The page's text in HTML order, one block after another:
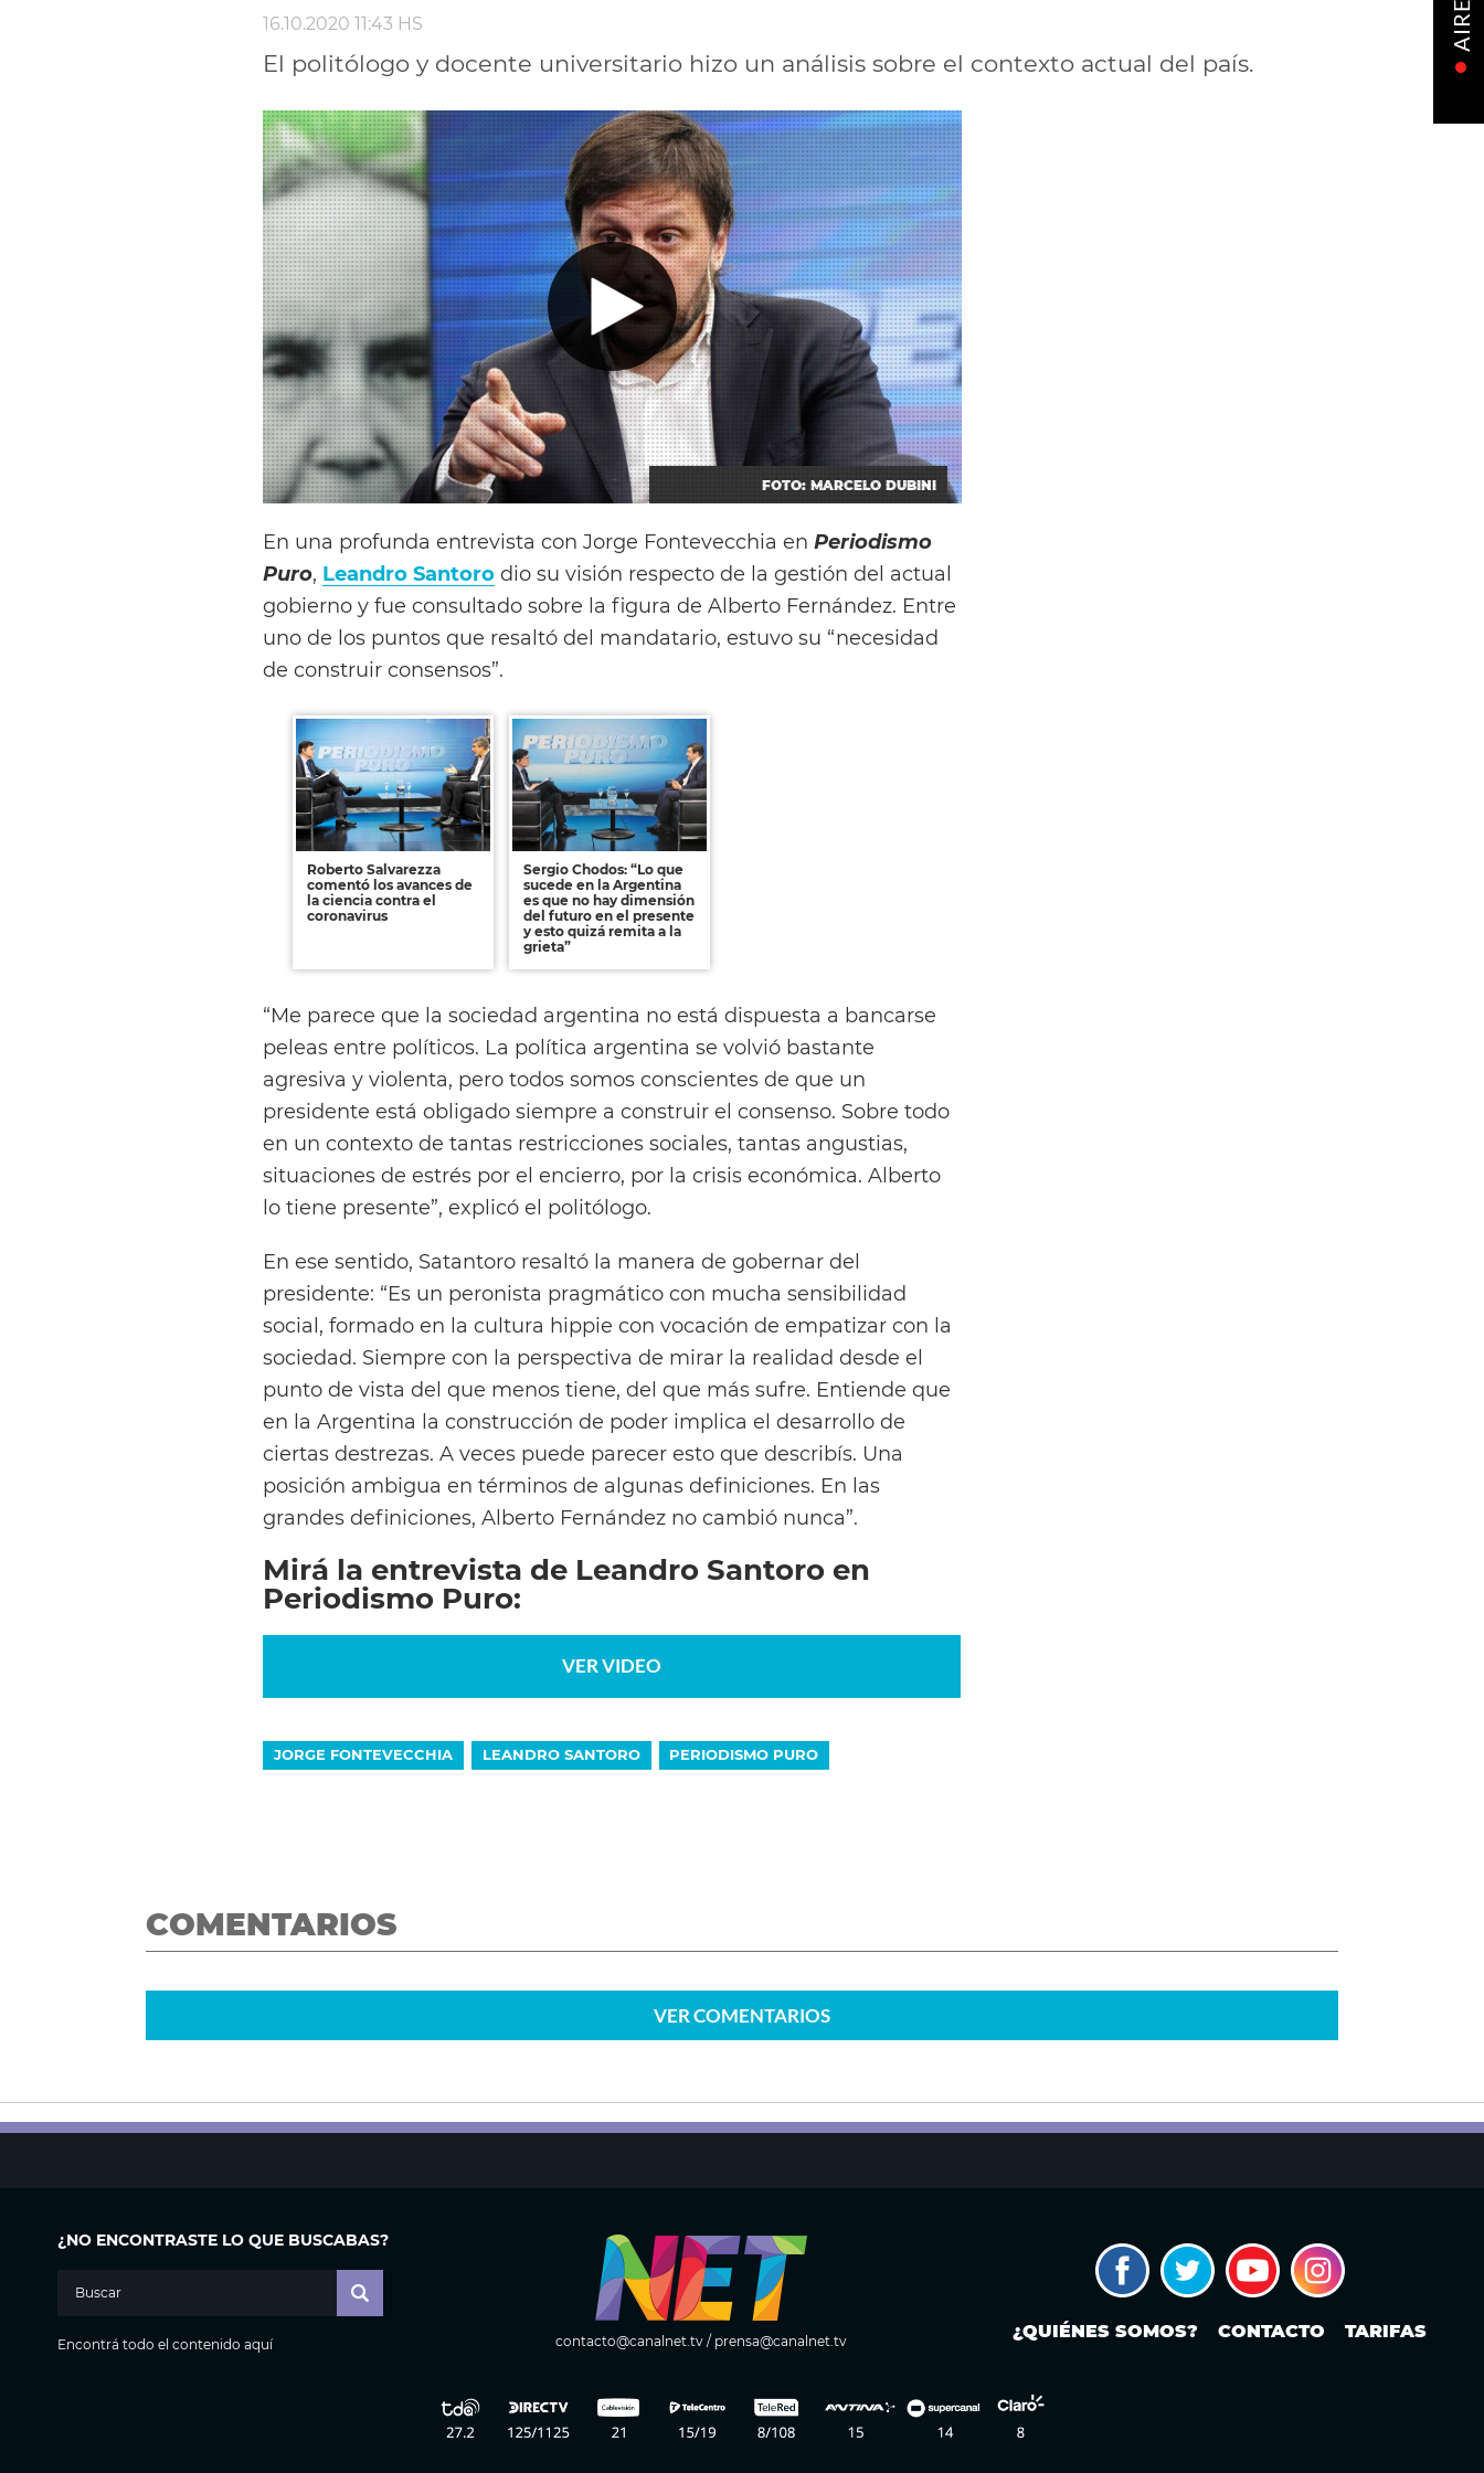
16.10.2020 11:43 HS
El politólogo y docente universitario hizo un análisis sobre el contexto actual del país.
FOTO: MARCELO DUBINI
En una profunda entrevista con Jorge Fontevecchia en Periodismo
Puro, Leandro Santoro dio su visión respecto de la gestión del actual
gobierno y fue consultado sobre la figura de Alberto Fernández. Entre
uno de los puntos que resaltó del mandatario, estuvo su “necesidad
de construir consensos”.
Roberto Salvarezza
comentó los avances de
la ciencia contra el
coronavirus
Sergio Chodos: “Lo que
sucede en la Argentina
es que no hay dimensión
del futuro en el presente
y esto quizá remita a la
grieta”
“Me parece que la sociedad argentina no está dispuesta a bancarse
peleas entre políticos. La política argentina se volvió bastante
agresiva y violenta, pero todos somos conscientes de que un
presidente está obligado siempre a construir el consenso. Sobre todo
en un contexto de tantas restricciones sociales, tantas angustias,
situaciones de estrés por el encierro, por la crisis económica. Alberto
lo tiene presente”, explicó el politólogo.
En ese sentido, Satantoro resaltó la manera de gobernar del
presidente: “Es un peronista pragmático con mucha sensibilidad
social, formado en la cultura hippie con vocación de empatizar con la
sociedad. Siempre con la perspectiva de mirar la realidad desde el
punto de vista del que menos tiene, del que más sufre. Entiende que
en la Argentina la construcción de poder implica el desarrollo de
ciertas destrezas. A veces puede parecer esto que describís. Una
posición ambigua en términos de algunas definiciones. En las
grandes definiciones, Alberto Fernández no cambió nunca”.
Mirá la entrevista de Leandro Santoro en
Periodismo Puro:
VER VIDEO
JORGE FONTEVECCHIA LEANDRO SANTORO PERIODISMO PURO
COMENTARIOS
VERCOMENTARIOS
¿NO ENCONTRASTE LO QUE BUSCABAS?
Encontrá todo el contenido aquí contacto@canalnet.tv/ prensa@canalnet.tv ¿QUIÉNES SOMOS? CONTACTO TARIFAS
AIRE